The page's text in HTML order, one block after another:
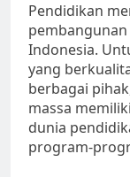
Pendidikan
Indonesia.
yang
berbagai
massa
dunia
program-